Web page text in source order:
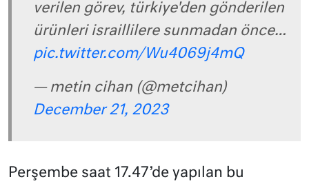
verilen görev, türkiye'den gönderilen
ürünleri israillilere sunmadan önce…
pic.twitter.com/Wu4069j4mQ
— metin cihan (@metcihan)
December 21, 2023
Perşembe saat 17.47’de yapılan bu